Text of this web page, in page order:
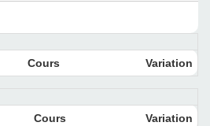
Cours Variation
Cours Variation